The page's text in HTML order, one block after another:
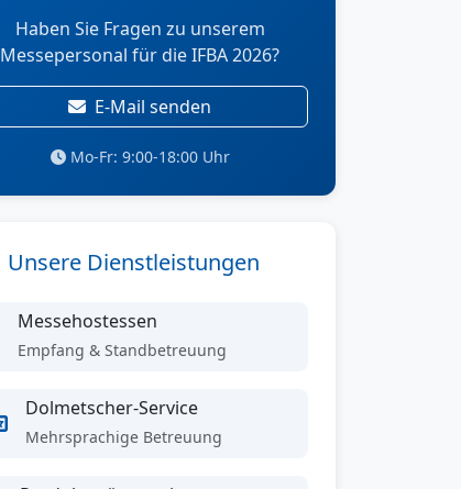
Haben Sie Fragen zu unserem
Messepersonal für die IFBA 2026?
E-Mail senden
Mo-Fr: 9:00-18:00 Uhr
Unsere Dienstleistungen
Messehostessen
Empfang & Standbetreuung
Dolmetscher-Service
Mehrsprachige Betreuung